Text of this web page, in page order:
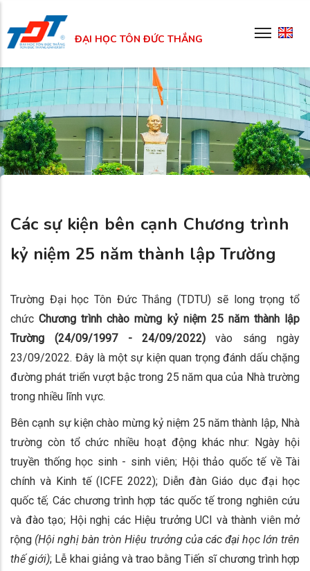
to
main
content
ĐẠI HỌC TÔN ĐỨC THẮNG
Các sự kiện bên cạnh Chương trình
kỷ niệm 25 năm thành lập Trường
Trường Đại học Tôn Đức Thắng (TDTU) sẽ long trọng tổ
chứcChương trình chào mừng kỷ niệm 25 năm thành lập
Trường (24/09/1997 - 24/09/2022)vào sáng ngày
23/09/2022. Đây là một sự kiện quan trọng đánh dấu chặng
đường phát triển vượt bậc trong 25 năm qua của Nhà trường
trong nhiều lĩnh vực.
Bên cạnh sự kiện chào mừng kỷ niệm 25 năm thành lập, Nhà
trường còn tổ chức nhiều hoạt động khác như: Ngày hội
truyền thống học sinh - sinh viên; Hội thảo quốc tế về Tài
chính và Kinh tế (ICFE 2022); Diễn đàn Giáo dục đại học
quốc tế; Các chương trình hợp tác quốc tế trong nghiên cứu
và đào tạo; Hội nghị các Hiệu trưởng UCI và thành viên mở
rộng (Hội nghị bàn tròn Hiệu trưởng của các đại học lớn trên
thế giới); Lễ khai giảng và trao bằng Tiến sĩ chương trình hợp